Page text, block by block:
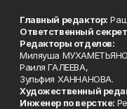
Главный редактор:
Ответственный
Редакторы отделов:
Миляуша
Раиля ГАЛЕЕВА,
Зульфия ХАННАНОВА.
Художественный
Инженер по верстке: